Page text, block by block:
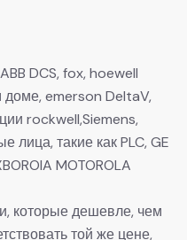
DCS, fox, hoewell
доме, emerson DeltaV,
rockwell,Siemens,
лица, такие как PLC, GE
MOTOROLA
которые дешевле, чем
той же цене,